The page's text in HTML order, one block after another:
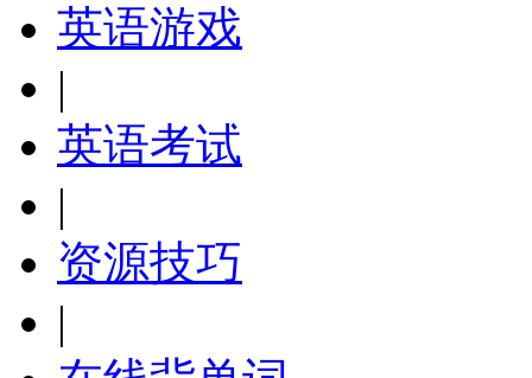
英语游戏
|
英语考试
|
资源技巧
|